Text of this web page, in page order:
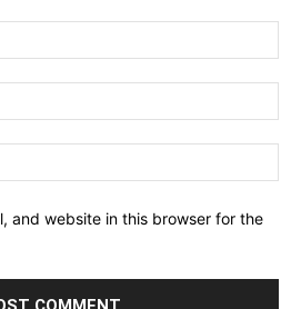
and website in this browser for the